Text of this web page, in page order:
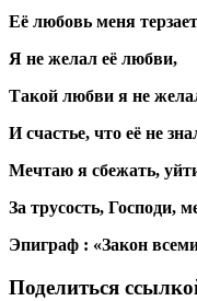
Её любовь меня
Я не желал её любви,
Такой любви я не
И счастье, что её не
Мечтаю я сбежать,
За трусость, Господи,
Эпиграф : «Закон
Поделиться